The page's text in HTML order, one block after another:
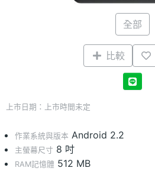
全部
比較
上市日期：上市時間未定
作業系統與版本 Android 2.2
主螢幕尺寸 8 吋
RAM記憶體 512 MB